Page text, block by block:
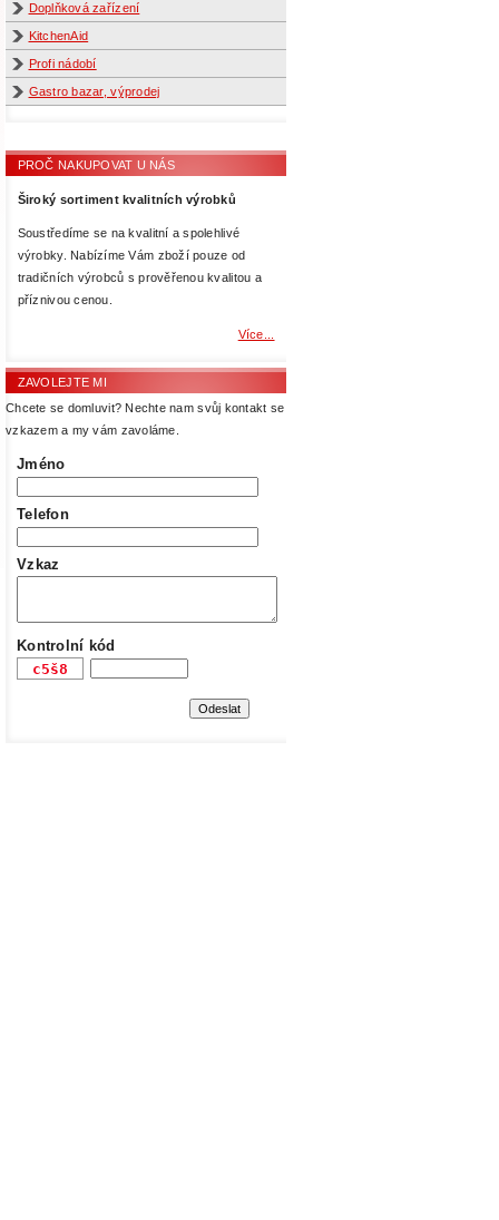
Doplňková zařízení
KitchenAid
Profi nádobí
Gastro bazar, výprodej
PROČ NAKUPOVAT U NÁS
Široký sortiment kvalitních výrobků
Soustředíme se na kvalitní a spolehlivé
výrobky. Nabízíme Vám zboží pouze od
tradičních výrobců s prověřenou kvalitou a
příznivou cenou.
Více...
ZAVOLEJTE MI
Chcete se domluvit? Nechte nam svůj kontakt se
vzkazem a my vám zavoláme.
Jméno
Telefon
Vzkaz
Kontrolní kód